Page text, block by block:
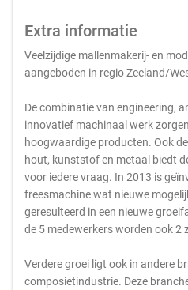
Extra informatie
Veelzijdige mallenmakerij- en
aangeboden in regio Zeeland/
De combinatie van engineering,
innovatief machinaal werk
hoogwaardige producten. Ook
hout, kunststof en metaal biedt
voor iedere vraag. In 2013 is
freesmachine wat nieuwe
geresulteerd in een nieuwe
de 5 medewerkers worden ook 2
Verdere groei ligt ook in andere
composietindustrie. Deze